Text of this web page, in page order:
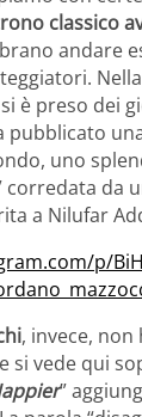
classico
andare
è preso dei
pubblicato
uno
corredata da
a Nilufar
p/
, invece,
si vede qui
”